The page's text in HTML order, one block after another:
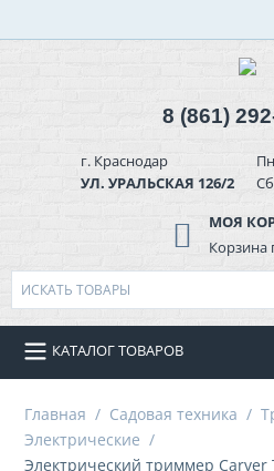
8 (861)
г. Краснодар
УЛ. УРАЛЬСКАЯ 126/2
МОЯ
Корзина
КАТАЛОГ ТОВАРОВ
Главная / Садовая техника /
Электрические /
Электрический триммер Carver